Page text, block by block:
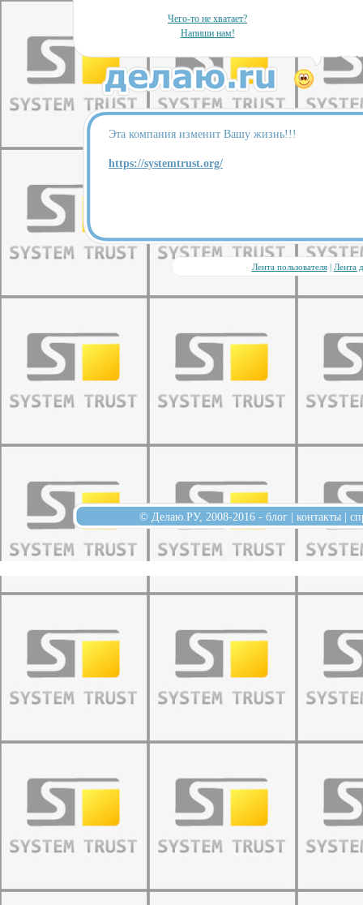
Чего-то не хватает?
Напиши нам!
Эта компания изменит Вашу жизнь!!!
https://systemtrust.org/
Лента пользователя| Лента
© Делаю.РУ, 2008-2016 - блог | контакты |